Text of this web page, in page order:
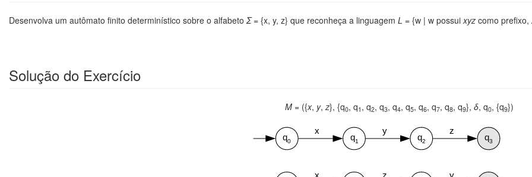
Desenvolva um autômato finito determinístico sobre o alfabetoΣ= {x, y, z} que reconheça a linguagem L = {w | w possuixyz como prefixo,
Solução do Exercício
M= ({x, y,z}, {q0, q1 , q2, q3, q4, q5, q6, q7, q8, q9}, δ, q0, {q9})